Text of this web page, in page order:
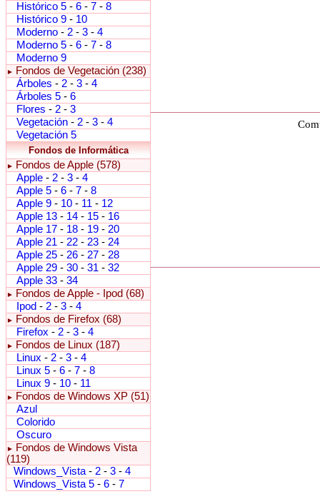
Histórico 5 - 6 - 7 - 8
Histórico 9 - 10
Moderno - 2 - 3 - 4
Moderno 5 - 6 - 7 - 8
Moderno 9
►
Fondos de Vegetación (238)
Árboles - 2 - 3 - 4
Árboles 5 - 6
Flores - 2 - 3
Vegetación - 2 - 3 - 4
Vegetación 5
Fondos de Informática
►
Fondos de Apple (578)
Apple - 2 - 3 - 4
Apple 5 - 6 - 7 - 8
Apple 9 - 10 - 11 - 12
Apple 13 - 14 - 15 - 16
Apple 17 - 18 - 19 - 20
Apple 21 - 22 - 23 - 24
Apple 25 - 26 - 27 - 28
Apple 29 - 30 - 31 - 32
Apple 33 - 34
►
Fondos de Apple - Ipod (68)
Ipod - 2 - 3 - 4
►
Fondos de Firefox (68)
Firefox - 2 - 3 - 4
►
Fondos de Linux (187)
Linux - 2 - 3 - 4
Linux 5 - 6 - 7 - 8
Linux 9 - 10 - 11
►
Fondos de Windows XP (51)
Azul
Colorido
Oscuro
►
Fondos de Windows Vista
(119)
Windows_Vista - 2 - 3 - 4
Windows_Vista 5 - 6 - 7